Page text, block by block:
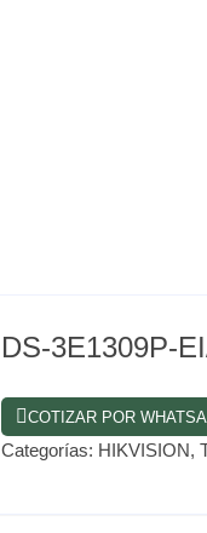
DS-3E1309P-
COTIZAR POR
Categorías: HIKVISION,